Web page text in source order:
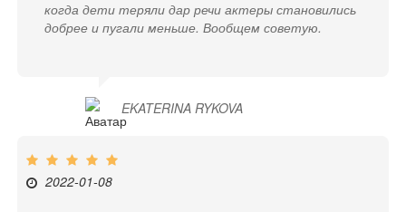
когда дети теряли дар речи актеры становились
добрее и пугали меньше. Вообщем советую.
EKATERINA RYKOVA
2022-01-08